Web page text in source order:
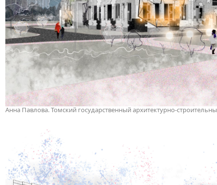
Анна Павлова. Томский государственный архитектурно-